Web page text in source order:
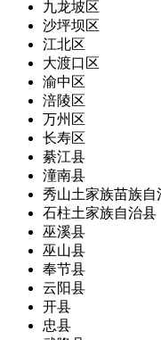
九龙坡区
沙坪坝区
江北区
大渡口区
渝中区
涪陵区
万州区
长寿区
綦江县
潼南县
秀山土家族苗族自
石柱土家族自治县
巫溪县
巫山县
奉节县
云阳县
开县
忠县